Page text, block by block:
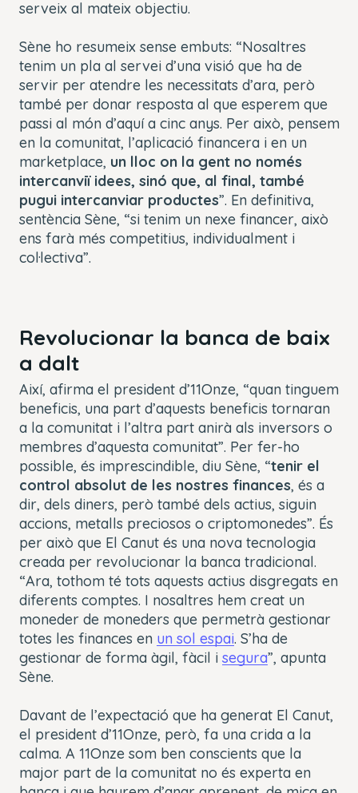
serveix al mateix objectiu.
Sène ho resumeix sense embuts: “Nosaltres
tenim un pla al servei d’una visió que ha de
servir per atendre les necessitats d’ara, però
també per donar resposta al que esperem que
passi al món d’aquí a cinc anys. Per això, pensem
en la comunitat, l’aplicació financera i en un
marketplace, un lloc on la gent no només
intercanviï idees, sinó que, al final, també
pugui intercanviar productes”. En definitiva,
sentència Sène, “si tenim un nexe financer, això
ens farà més competitius, individualment i
col·lectiva”.
Revolucionar la banca de baix
a dalt
Així, afirma el president d’11Onze, “quan tinguem
beneficis, una part d’aquests beneficis tornaran
a la comunitat i l’altra part anirà als inversors o
membres d’aquesta comunitat”. Per fer-ho
possible, és imprescindible, diu Sène, “tenir el
control absolut de les nostres finances, és a
dir, dels diners, però també dels actius, siguin
accions, metalls preciosos o criptomonedes”. És
per això que El Canut és una nova tecnologia
creada per revolucionar la banca tradicional.
“Ara, tothom té tots aquests actius disgregats en
diferents comptes. I nosaltres hem creat un
moneder de moneders que permetrà gestionar
totes les finances en un sol espai. S’ha de
gestionar de forma àgil, fàcil i segura”, apunta
Sène.
Davant de l’expectació que ha generat El Canut,
el president d’11Onze, però, fa una crida a la
calma. A 11Onze som ben conscients que la
major part de la comunitat no és experta en